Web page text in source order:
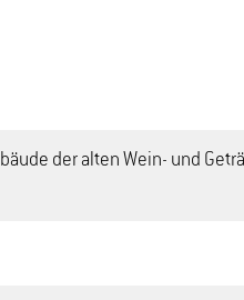
der alten Wein- und